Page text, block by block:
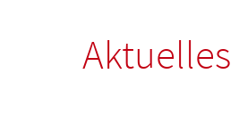
Aktuelles